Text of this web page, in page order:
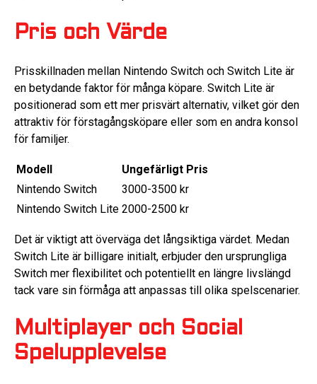
Pris och Värde
Prisskillnaden mellan Nintendo Switch och Switch Lite är
en betydande faktor för många köpare. Switch Lite är
positionerad som ett mer prisvärt alternativ, vilket gör den
attraktiv för förstagångsköpare eller som en andra konsol
för familjer.
Modell
Ungefärligt Pris
Nintendo Switch
3000-3500 kr
Nintendo Switch Lite 2000-2500 kr
Det är viktigt att överväga det långsiktiga värdet. Medan
Switch Lite är billigare initialt, erbjuder den ursprungliga
Switch mer flexibilitet och potentiellt en längre livslängd
tack vare sin förmåga att anpassas till olika spelscenarier.
Multiplayer och Social
Spelupplevelse